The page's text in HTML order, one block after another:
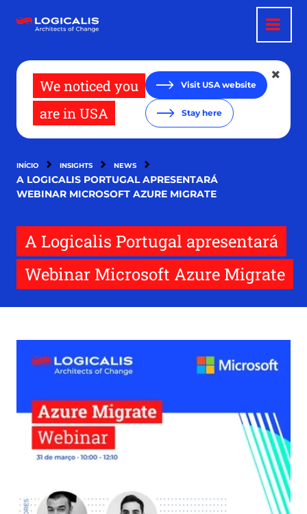
para
We noticed you
are in USA
Visit USA website
Stay here
INÍCIO INSIGHTS NEWS
A LOGICALIS PORTUGAL APRESENTARÁ
WEBINAR MICROSOFT AZURE MIGRATE
A Logicalis Portugal apresentará
Webinar Microsoft Azure Migrate